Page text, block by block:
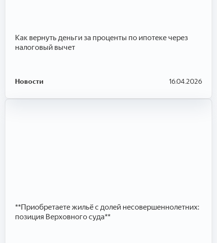
Как вернуть деньги за проценты по ипотеке через
налоговый вычет
Новости 16.04.2026
**Приобретаете жильё с долей несовершеннолетних:
позиция Верховного суда**